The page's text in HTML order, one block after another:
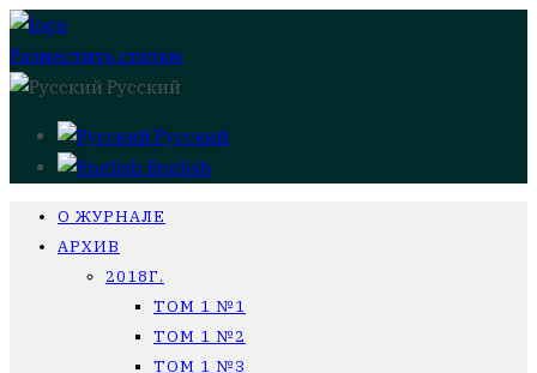
Разместить статью
Русский
Русский
English
О ЖУРНАЛЕ
АРХИВ
2018Г.
ТОМ 1 №1
ТОМ 1 №2
ТОМ 1 №3